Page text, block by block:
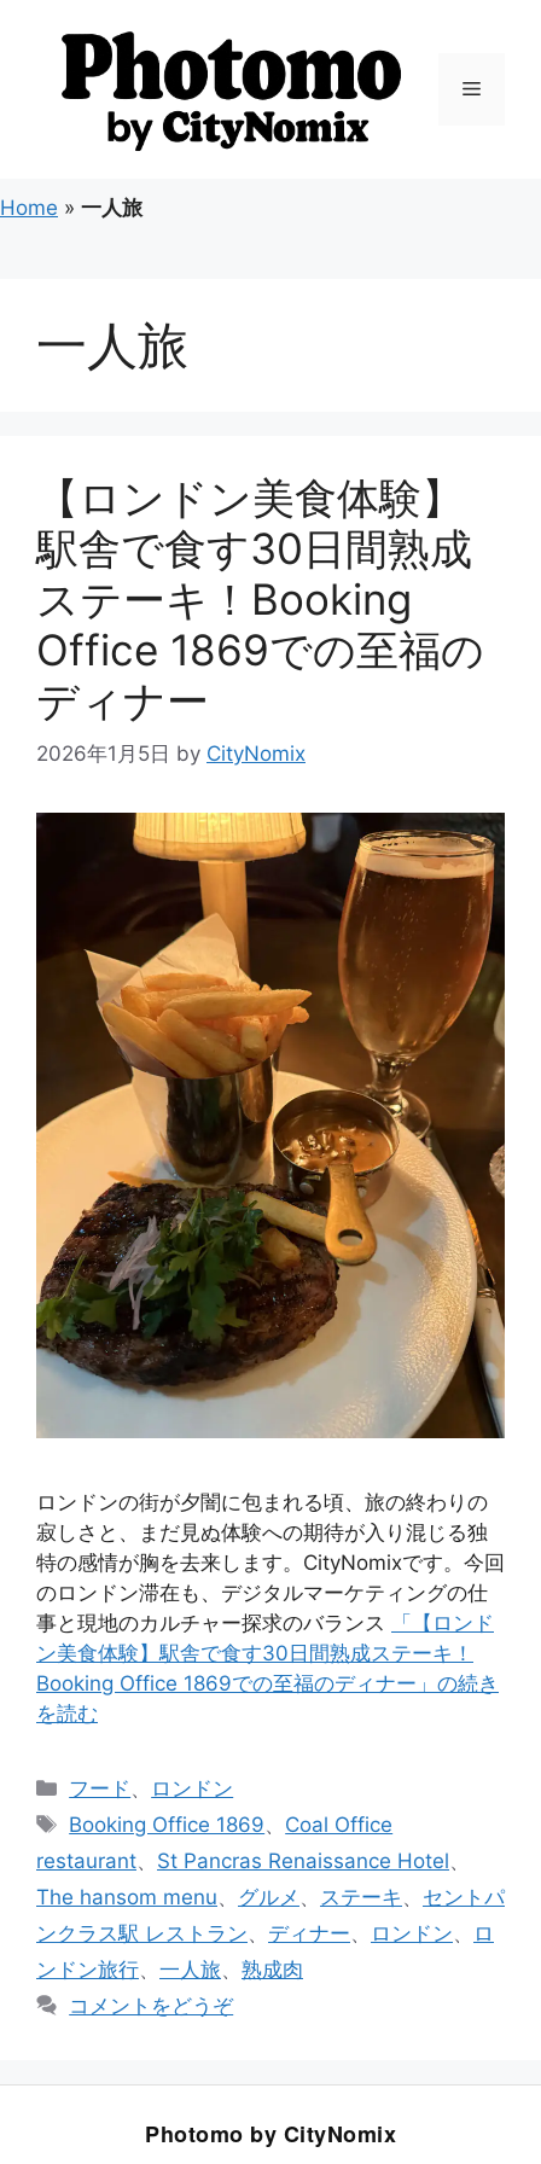
ス
キ
メ
Home » 一人旅
一人旅
【ロンドン美食体験】
駅舎で食す30日間熟成
ステーキ！Booking
Office 1869での至福の
ディナー
2026年1月5日 by CityNomix
ロンドンの街が夕闇に包まれる頃、旅の終わりの
寂しさと、まだ見ぬ体験への期待が入り混じる独
特の感情が胸を去来します。CityNomixです。今回
のロンドン滞在も、デジタルマーケティングの仕
事と現地のカルチャー探求のバランス
「【ロンド
ン美食体験】駅舎で食す30日間熟成ステーキ！
Booking Office 1869での至福のディナー」の続き
を読む
カ
テ
リ
ー
フード 、
ロンドン
タ
グ
Booking Office 1869、 Coal Office
restaurant、 St Pancras Renaissance Hotel、
The hansom menu、 グルメ 、 ステーキ 、 セントパ
ンクラス駅 レストラン、 ディナー、 ロンドン、
ロ
ンドン旅行、 一人旅、 熟成肉
コメントをどうぞ
Photomo by CityNomix